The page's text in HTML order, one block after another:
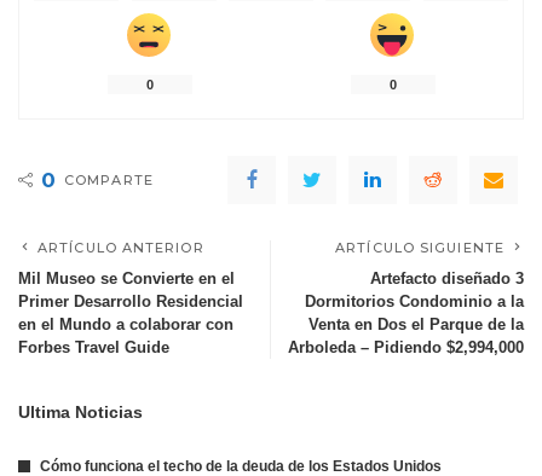
0 0
0 COMPARTE
ARTÍCULO ANTERIOR
Mil Museo se Convierte en el
Primer Desarrollo Residencial
en el Mundo a colaborar con
Forbes Travel Guide
ARTÍCULO SIGUIENTE
Artefacto diseñado 3
Dormitorios Condominio a la
Venta en Dos el Parque de la
Arboleda – Pidiendo $2,994,000
Ultima Noticias
Cómo funciona el techo de la deuda de los Estados Unidos